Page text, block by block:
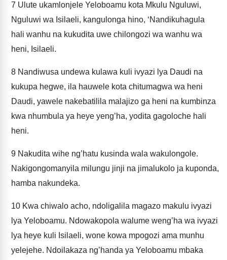
7 Ulute ukamlonjele Yeloboamu kota Mkulu Nguluwi,
Nguluwi wa Isilaeli, kangulonga hino, ‘Nandikuhagula
hali wanhu na kukudita uwe chilongozi wa wanhu wa
heni, Isilaeli.
8 Nandiwusa undewa kulawa kuli ivyazi lya Daudi na
kukupa hegwe, ila hauwele kota chitumagwa wa heni
Daudi, yawele nakebatilila malajizo ga heni na kumbinza
kwa nhumbula ya heye yeng’ha, yodita gagoloche hali
heni.
9 Nakudita wihe ng’hatu kusinda wala wakulongole.
Nakigongomanyila milungu jinji na jimalukolo ja kuponda,
hamba nakundeka.
10 Kwa chiwalo acho, ndoligalila magazo makulu ivyazi
lya Yeloboamu. Ndowakopola walume weng’ha wa ivyazi
lya heye kuli Isilaeli, wone kowa mpogozi ama munhu
yelejehe. Ndoilakaza ng’handa ya Yeloboamu mbaka